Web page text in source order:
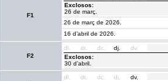
F1
Exclosos:
26 de març.
26 de març de 2026.
16 d’abril de 2026.
F2
dl. dt. dc. dj. dv.
Exclosos:
30 d’abril.
dl. dt. dc. dj. dv.